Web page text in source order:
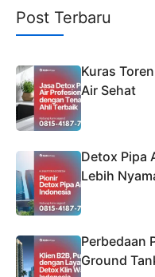
Post Terbaru
Kuras
Air Sehat
Detox Pipa
Lebih
Perbedaan
Ground